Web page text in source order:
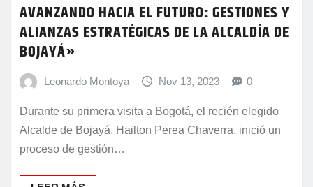
AVANZANDO HACIA EL FUTURO: GESTIONES Y
ALIANZAS ESTRATÉGICAS DE LA ALCALDÍA DE
BOJAYÁ»
Leonardo Montoya Nov 13, 2023 0
Durante su primera visita a Bogotá, el recién elegido
Alcalde de Bojayá, Hailton Perea Chaverra, inició un
proceso de gestión…